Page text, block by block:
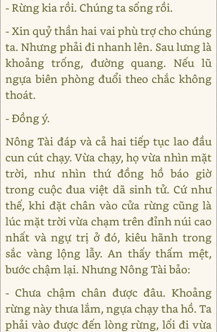
- Rừng kia rồi. Chúng ta sống rồi.
- Xin quỷ thần hai vai phù trợ cho chúng
ta. Nhưng phải đi nhanh lên. Sau lưng là
khoảng trống, đường quang. Nếu lũ
ngựa biên phòng đuổi theo chắc không
thoát.
- Đồng ý.
Nông Tài đáp và cả hai tiếp tục lao đầu
cun cút chạy. Vừa chạy, họ vừa nhìn mặt
trời, như nhìn thứ đồng hồ báo giờ
trong cuộc đua việt dã sinh tử. Cứ như
thế, khi đặt chân vào cửa rừng cũng là
lúc mặt trời vừa chạm trên đỉnh núi cao
nhất và ngự trị ở đó, kiêu hãnh trong
sắc vàng lộng lẫy. An thấy thấm mệt,
bước chậm lại. Nhưng Nông Tài bảo:
- Chưa chậm chân được đâu. Khoảng
rừng này thưa lắm, ngựa chạy tha hồ. Ta
phải vào được đến lòng rừng, lối đi vừa